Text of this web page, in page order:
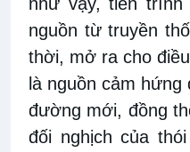
nguồn từ truyền
thời, mở ra cho
là nguồn cảm
đường mới, đồng
đối nghịch của